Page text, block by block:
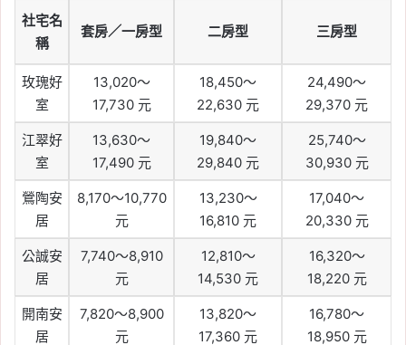
社宅名
稱
套房／一房型 二房型 三房型
玫瑰好
室
13,020～
17,730 元
18,450～
22,630 元
24,490～
29,370 元
江翠好
室
13,630～
17,490 元
19,840～
29,840 元
25,740～
30,930 元
鶯陶安
居
8,170～10,770
元
13,230～
16,810 元
17,040～
20,330 元
公誠安
居
7,740～8,910
元
12,810～
14,530 元
16,320～
18,220 元
開南安
居
7,820～8,900
元
13,820～
17,360 元
16,780～
18,950 元